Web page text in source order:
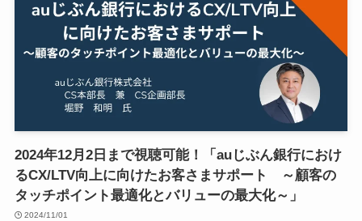
2024年12月2日まで視聴可能！「auじぶん銀行におけ
るCX/LTV向上に向けたお客さまサポート ～顧客の
タッチポイント最適化とバリューの最大化～」
2024/11/01